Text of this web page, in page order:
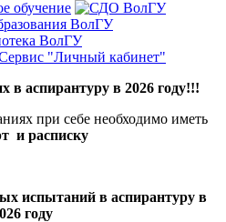
обучение
ВолГУ
ВолГУ
"Личный кабинет"
аспирантуру в 2026 году!!!
при себе необходимо иметь
и расписку
испытаний в аспирантуру в
году